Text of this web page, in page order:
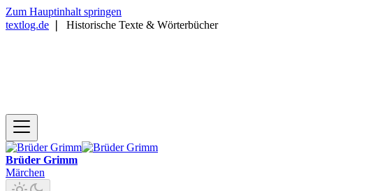
Zum Hauptinhalt springen
textlog.de
Historische Texte & Wörterbücher
Brüder Grimm
Märchen